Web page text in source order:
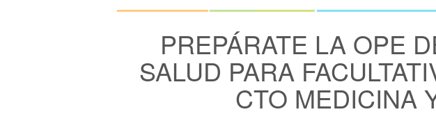
PREPÁRATE LA OPE
SALUD PARA
CTO MEDICINA